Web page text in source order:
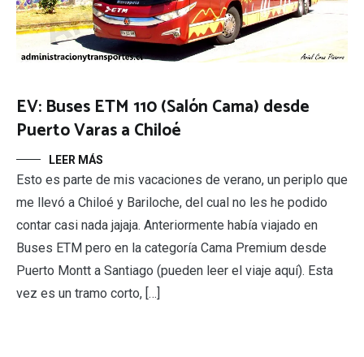
EV: Buses ETM 110 (Salón Cama) desde
Puerto Varas a Chiloé
LEER MÁS
Esto es parte de mis vacaciones de verano, un periplo que
me llevó a Chiloé y Bariloche, del cual no les he podido
contar casi nada jajaja. Anteriormente había viajado en
Buses ETM pero en la categoría Cama Premium desde
Puerto Montt a Santiago (pueden leer el viaje aquí). Esta
vez es un tramo corto, […]